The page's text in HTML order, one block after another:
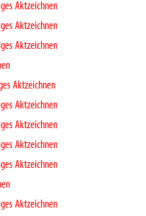
Aktzeichnen
Aktzeichnen
Aktzeichnen
Aktzeichnen
Aktzeichnen
Aktzeichnen
Aktzeichnen
Aktzeichnen
Aktzeichnen